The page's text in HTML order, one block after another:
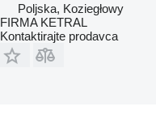
Poljska, Koziegłowy
FIRMA KETRAL
Kontaktirajte prodavca